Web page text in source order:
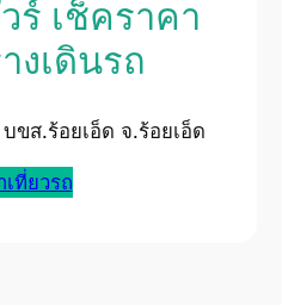
ร์ เช็คราคา
งเดินรถ
ขส.ร้อยเอ็ด จ.ร้อยเอ็ด
ที่ยวรถ